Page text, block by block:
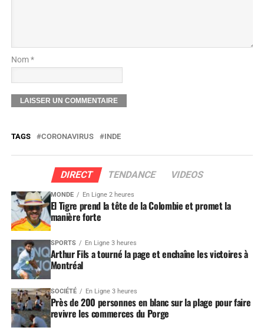
Nom *
TAGS CORONAVIRUS INDE
DIRECT TENDANCE VIDEOS
MONDE En Ligne 2 heures
El Tigre prend la tête de la Colombie et promet la
manière forte
SPORTS En Ligne 3 heures
Arthur Fils a tourné la page et enchaîne les victoires à
Montréal
SOCIÉTÉ En Ligne 3 heures
Près de 200 personnes en blanc sur la plage pour faire
revivre les commerces du Porge